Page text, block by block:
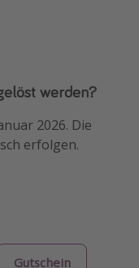
werden?
2026. Die
erfolgen.
Gutschein